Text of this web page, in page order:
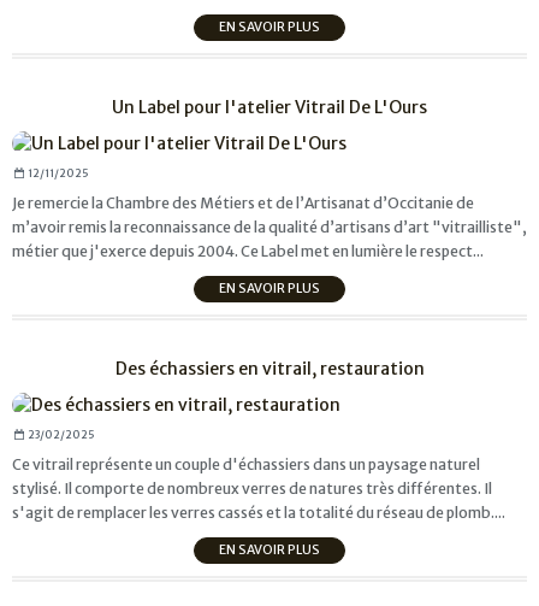
EN SAVOIR PLUS
Un Label pour l'atelier Vitrail De L'Ours
12/11/2025
Je remercie la Chambre des Métiers et de l’Artisanat d’Occitanie de
m’avoir remis la reconnaissance de la qualité d’artisans d’art "vitrailliste",
métier que j'exerce depuis 2004. Ce Label met en lumière le respect...
EN SAVOIR PLUS
Des échassiers en vitrail, restauration
23/02/2025
Ce vitrail représente un couple d'échassiers dans un paysage naturel
stylisé. Il comporte de nombreux verres de natures très différentes. Il
s'agit de remplacer les verres cassés et la totalité du réseau de plomb....
EN SAVOIR PLUS